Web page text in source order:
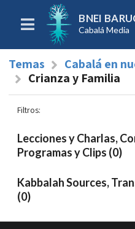
BNEI
Cabalá Media
Temas Cabalá en
Crianza y Familia
Filtros:
Lecciones y Charlas,
Programas y Clips (0)
Kabbalah Sources,
(0)